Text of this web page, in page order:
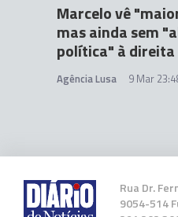
Marcelo vê
mas ainda sem
política" à direita
Agência Lusa 9 Mar
Rua Dr.
9054-514